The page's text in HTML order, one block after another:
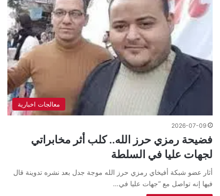
معالجات اخبارية
2026-07-09
فضيحة رمزي حرز الله.. كلب أثر مخابراتي
لجهات عليا في السلطة
أثار عضو شبكة أفيخاي رمزي حرز الله موجة جدل بعد نشره تدوينة قال
فيها إنه تواصل مع “جهات عليا في…